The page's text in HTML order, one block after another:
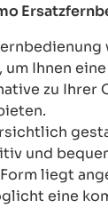
Ihnen eine
zu Ihrer
und
liegt
eine